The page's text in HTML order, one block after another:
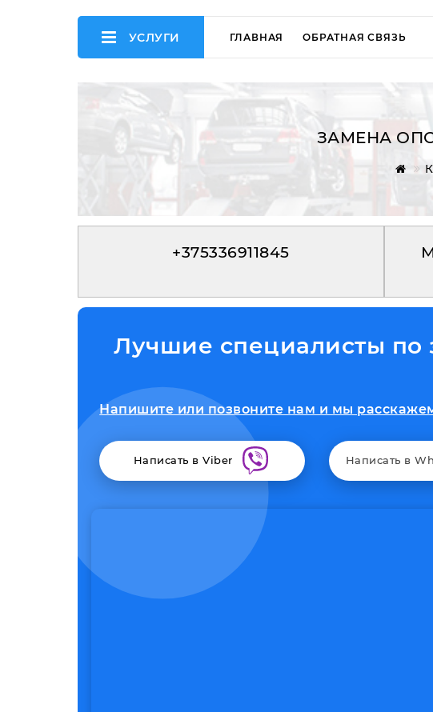
УСЛУГИ ГЛАВНАЯ ОБРАТНАЯ СВЯЗЬ
ЗАМЕНА
+375336911845
Лучшие специалисты по
Напишите или позвоните нам и мы
Написать в Viber Написать в